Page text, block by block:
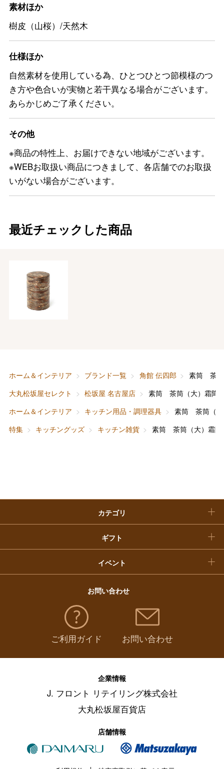
素材ほか
樹皮（山桜）/天然木
仕様ほか
自然素材を使用している為、ひとつひとつ節模様のつ
き方や色合いが実物と若干異なる場合がございます。
あらかじめご了承ください。
その他
※商品の特性上、お届けできない地域がございます。
※WEBお取扱い商品につきまして、各店舗でのお取扱
いがない場合がございます。
最近チェックした商品
ホーム＆インテリア ブランド一覧 角館 伝四郎
素筒 茶筒
大丸松坂屋セレクト
松坂屋 名古屋店
素筒 茶筒（大）霜降
ホーム＆インテリア
キッチン用品・調理器具
素筒 茶筒（大
特集
キッチングッズ キッチン雑貨 素筒 茶筒（大）霜降
カテゴリ
ホーム＆インテリア
ベビー＆キッズ
ギフト
結婚内祝い
お香典返し
快気祝い
イベント
お中元
敬老の日
福袋
お問い合わせ
ご利用ガイド お問い合わせ
企業情報
J. フロント リテイリング株式会社
大丸松坂屋百貨店
店舗情報